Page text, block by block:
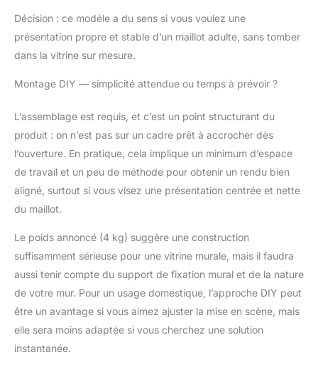
maillot du passage du
temps et des
l'authenticité de votre
pour maillot de football
ARTIS. Haute qualité -
le cadre foot
personnalisé se
caractérise par sa
robustesse et sa
maillot préféré pendant
des années. Set -
Cadre pour maillot de
football en bois
exotique peint, verre en
polycarbonate de 1,5
mm, carton passe-
Décision : ce modèle a du sens si vous voulez une
présentation propre et stable d’un maillot adulte, sans tomber
dans la vitrine sur mesure.
Montage DIY — simplicité attendue ou temps à prévoir ?
L’assemblage est requis, et c’est un point structurant du
produit : on n’est pas sur un cadre prêt à accrocher dès
l’ouverture. En pratique, cela implique un minimum d’espace
de travail et un peu de méthode pour obtenir un rendu bien
aligné, surtout si vous visez une présentation centrée et nette
du maillot.
Le poids annoncé (4 kg) suggère une construction
suffisamment sérieuse pour une vitrine murale, mais il faudra
aussi tenir compte du support de fixation mural et de la nature
de votre mur. Pour un usage domestique, l’approche DIY peut
être un avantage si vous aimez ajuster la mise en scène, mais
elle sera moins adaptée si vous cherchez une solution
instantanée.